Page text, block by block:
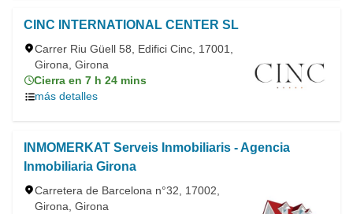
CINC INTERNATIONAL CENTER SL
Carrer Riu Güell 58, Edifici Cinc, 17001,
Girona, Girona
Cierra en 7 h 24 mins
más detalles
INMOMERKAT Serveis Inmobiliaris - Agencia
Inmobiliaria Girona
Carretera de Barcelona n°32, 17002,
Girona, Girona